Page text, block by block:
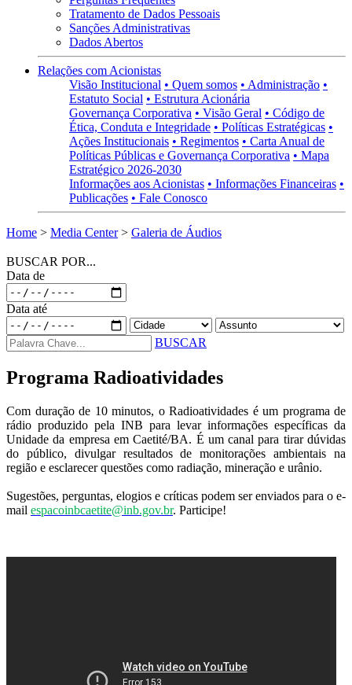
Tratamento de Dados Pessoais
Sanções Administrativas
Dados Abertos
Relações com Acionistas
Visão Institucional • Quem somos • Administração •
Estatuto Social • Estrutura Acionária
Governança Corporativa • Visão Geral • Código de
Ética, Conduta e Integridade • Políticas Estratégicas •
Ações Institucionais • Regimentos • Carta Anual de
Políticas Públicas e Governança Corporativa • Mapa
Estratégico 2026-2030
Informações aos Acionistas • Informações Financeiras •
Publicações • Fale Conosco
Home > Media Center> Galeria de Áudios
BUSCAR POR...
Data de
Data até
BUSCAR
Programa Radioatividades
Com duração de 10 minutos, o Radioatividades é um programa de
rádio produzido pela INB para levar informações específicas da
Unidade da empresa em Caetité/BA. É um canal para tirar dúvidas
do público, divulgar resultados de monitorações ambientais na
região e esclarecer questões como radiação, mineração e urânio.
Sugestões, perguntas, elogios e críticas podem ser enviados para o e-
mail espacoinbcaetite@inb.gov.br. Participe!